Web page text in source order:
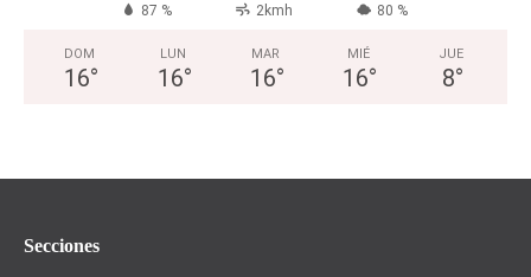
87 % 2kmh 80 %
DOM
16°
LUN
16°
MAR
16°
MIÉ
16°
JUE
8°
Secciones